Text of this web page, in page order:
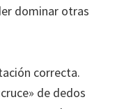
dominar otras
correcta.
de dedos